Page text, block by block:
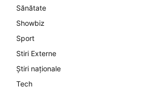
Sănătate
Showbiz
Sport
Stiri Externe
Știri naționale
Tech